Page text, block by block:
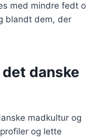
med mindre fedt
blandt dem, der
danske
madkultur og
og lette